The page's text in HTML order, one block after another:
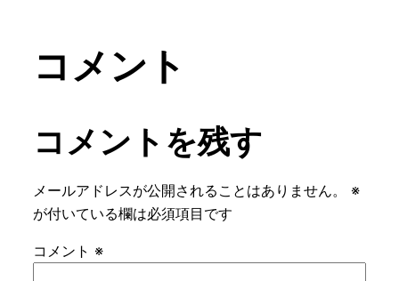
コメント
コメントを残す
メールアドレスが公開されることはありません。
※
が付いている欄は必須項目です
コメント ※